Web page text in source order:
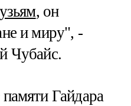
, он
и миру", -
Чубайс.
Гайдара